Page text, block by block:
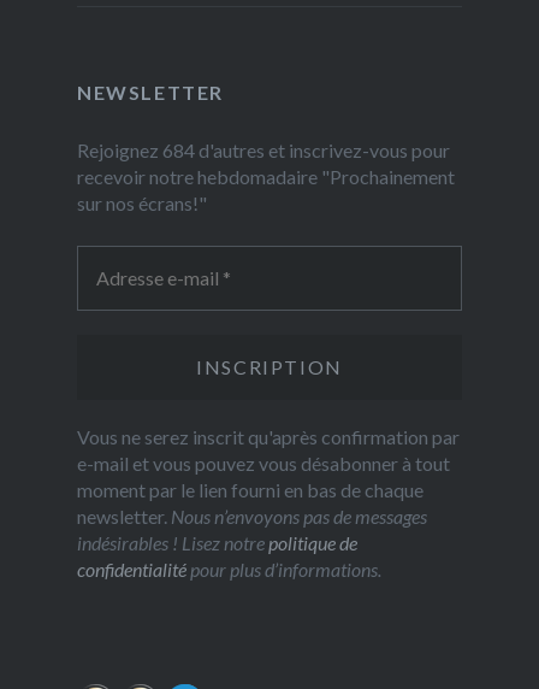
NEWSLETTER
Rejoignez 684 d'autres et inscrivez-vous pour
recevoir notre hebdomadaire "Prochainement
sur nos écrans!"
Vous ne serez inscrit qu'après confirmation par
e-mail et vous pouvez vous désabonner à tout
moment par le lien fourni en bas de chaque
newsletter. Nous n’envoyons pas de messages
indésirables ! Lisez notrepolitique de
confidentialitépour plus d’informations.